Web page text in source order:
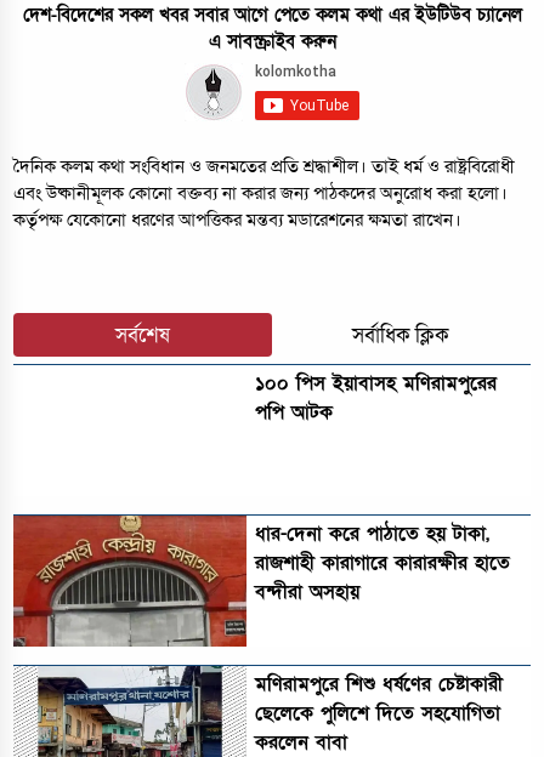
দেশ-বিদেশের সকল খবর সবার আগে পেতে কলম কথা এর ইউটিউব চ্যানেল
এ সাবস্ক্রাইব করুন
দৈনিক কলম কথা সংবিধান ও জনমতের প্রতি শ্রদ্ধাশীল। তাই ধর্ম ও রাষ্ট্রবিরোধী
এবং উষ্কানীমূলক কোনো বক্তব্য না করার জন্য পাঠকদের অনুরোধ করা হলো।
কর্তৃপক্ষ যেকোনো ধরণের আপত্তিকর মন্তব্য মডারেশনের ক্ষমতা রাখেন।
সর্বশেষ সর্বাধিক ক্লিক
১০০ পিস ইয়াবাসহ মণিরামপুরের
পপি আটক
ধার-দেনা করে পাঠাতে হয় টাকা,
রাজশাহী কারাগারে কারারক্ষীর হাতে
বন্দীরা অসহায়
মণিরামপুরে শিশু ধর্ষণের চেষ্টাকারী
ছেলেকে পুলিশে দিতে সহযোগিতা
করলেন বাবা